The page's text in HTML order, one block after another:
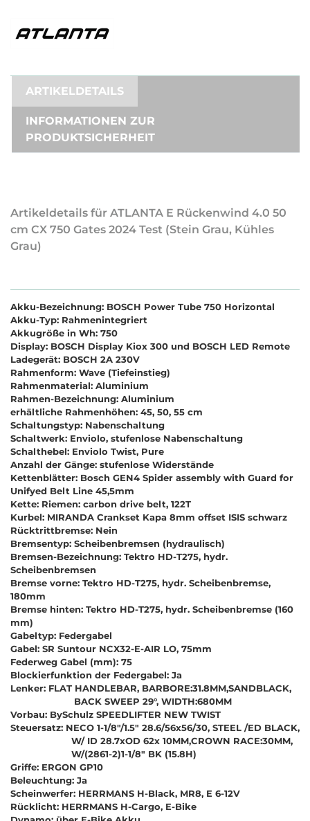
ARTIKELDETAILS
INFORMATIONEN ZUR
PRODUKTSICHERHEIT
Artikeldetails für ATLANTA E Rückenwind 4.0 50
cm CX 750 Gates 2024 Test (Stein Grau, Kühles
Grau)
Akku-Bezeichnung: BOSCH Power Tube 750 Horizontal
Akku-Typ: Rahmenintegriert
Akkugröße in Wh: 750
Display: BOSCH Display Kiox 300 und BOSCH LED Remote
Ladegerät: BOSCH 2A 230V
Rahmenform: Wave (Tiefeinstieg)
Rahmenmaterial: Aluminium
Rahmen-Bezeichnung: Aluminium
erhältliche Rahmenhöhen: 45, 50, 55 cm
Schaltungstyp: Nabenschaltung
Schaltwerk: Enviolo, stufenlose Nabenschaltung
Schalthebel: Enviolo Twist, Pure
Anzahl der Gänge: stufenlose Widerstände
Kettenblätter: Bosch GEN4 Spider assembly with Guard for
Unifyed Belt Line 45,5mm
Kette: Riemen: carbon drive belt, 122T
Kurbel: MIRANDA Crankset Kapa 8mm offset ISIS schwarz
Rücktrittbremse: Nein
Bremsentyp: Scheibenbremsen (hydraulisch)
Bremsen-Bezeichnung: Tektro HD-T275, hydr.
Scheibenbremsen
Bremse vorne: Tektro HD-T275, hydr. Scheibenbremse,
180mm
Bremse hinten: Tektro HD-T275, hydr. Scheibenbremse (160
mm)
Gabeltyp: Federgabel
Gabel: SR Suntour NCX32-E-AIR LO, 75mm
Federweg Gabel (mm): 75
Blockierfunktion der Federgabel: Ja
Lenker: FLAT HANDLEBAR, BARBORE:31.8MM,SANDBLACK,
BACK SWEEP 29°, WIDTH:680MM
Vorbau: BySchulz SPEEDLIFTER NEW TWIST
Steuersatz: NECO 1-1/8"/1.5" 28.6/56x56/30, STEEL /ED BLACK,
W/ ID 28.7xOD 62x 10MM,CROWN RACE:30MM,
W/(2861-2)1-1/8" BK (15.8H)
Griffe: ERGON GP10
Beleuchtung: Ja
Scheinwerfer: HERRMANS H-Black, MR8, E 6-12V
Rücklicht: HERRMANS H-Cargo, E-Bike